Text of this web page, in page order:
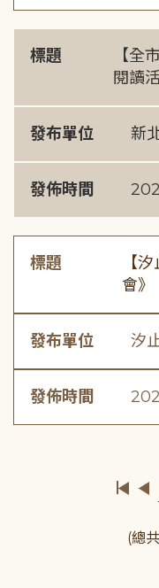
標題
【全
閱讀
發布單位 新
發佈時間
標題
【
會》
發布單位 汐
發佈時間
(總